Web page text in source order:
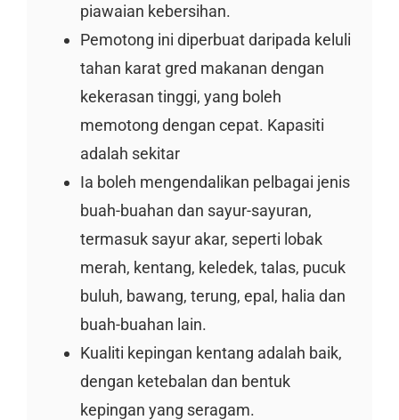
piawaian kebersihan.
Pemotong ini diperbuat daripada keluli
tahan karat gred makanan dengan
kekerasan tinggi, yang boleh
memotong dengan cepat. Kapasiti
adalah sekitar
Ia boleh mengendalikan pelbagai jenis
buah-buahan dan sayur-sayuran,
termasuk sayur akar, seperti lobak
merah, kentang, keledek, talas, pucuk
buluh, bawang, terung, epal, halia dan
buah-buahan lain.
Kualiti kepingan kentang adalah baik,
dengan ketebalan dan bentuk
kepingan yang seragam.